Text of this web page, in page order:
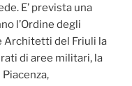
E’ prevista una
l’Ordine degli
Architetti del Friuli la
di aree militari, la